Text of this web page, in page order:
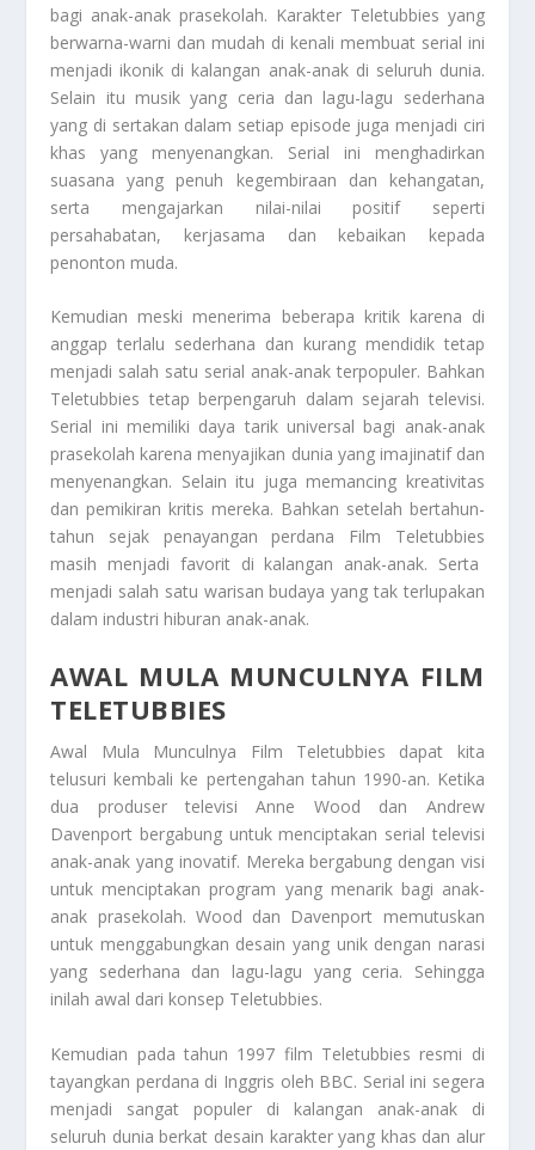
bagi anak-anak prasekolah. Karakter Teletubbies yang
berwarna-warni dan mudah di kenali membuat serial ini
menjadi ikonik di kalangan anak-anak di seluruh dunia.
Selain itu musik yang ceria dan lagu-lagu sederhana
yang di sertakan dalam setiap episode juga menjadi ciri
khas yang menyenangkan. Serial ini menghadirkan
suasana yang penuh kegembiraan dan kehangatan,
serta mengajarkan nilai-nilai positif seperti
persahabatan, kerjasama dan kebaikan kepada
penonton muda.
Kemudian meski menerima beberapa kritik karena di
anggap terlalu sederhana dan kurang mendidik tetap
menjadi salah satu serial anak-anak terpopuler. Bahkan
Teletubbies tetap berpengaruh dalam sejarah televisi.
Serial ini memiliki daya tarik universal bagi anak-anak
prasekolah karena menyajikan dunia yang imajinatif dan
menyenangkan. Selain itu juga memancing kreativitas
dan pemikiran kritis mereka. Bahkan setelah bertahun-
tahun sejak penayangan perdana
Film Teletubbies
masih menjadi favorit di kalangan anak-anak. Serta
menjadi salah satu warisan budaya yang tak terlupakan
dalam industri hiburan anak-anak.
AWAL MULA MUNCULNYA FILM
TELETUBBIES
Awal Mula Munculnya Film Teletubbies dapat kita
telusuri kembali ke pertengahan tahun 1990-an. Ketika
dua produser televisi Anne Wood dan Andrew
Davenport bergabung untuk menciptakan serial televisi
anak-anak yang inovatif. Mereka bergabung dengan visi
untuk menciptakan program yang menarik bagi anak-
anak prasekolah. Wood dan Davenport memutuskan
untuk menggabungkan desain yang unik dengan narasi
yang sederhana dan lagu-lagu yang ceria. Sehingga
inilah awal dari konsep Teletubbies.
Kemudian pada tahun 1997 film Teletubbies resmi di
tayangkan perdana di Inggris oleh BBC. Serial ini segera
menjadi sangat populer di kalangan anak-anak di
seluruh dunia berkat desain karakter yang khas dan alur